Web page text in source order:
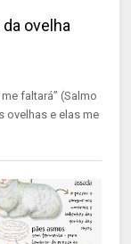
ovelha
faltará” (Salmo
ovelhas e elas me